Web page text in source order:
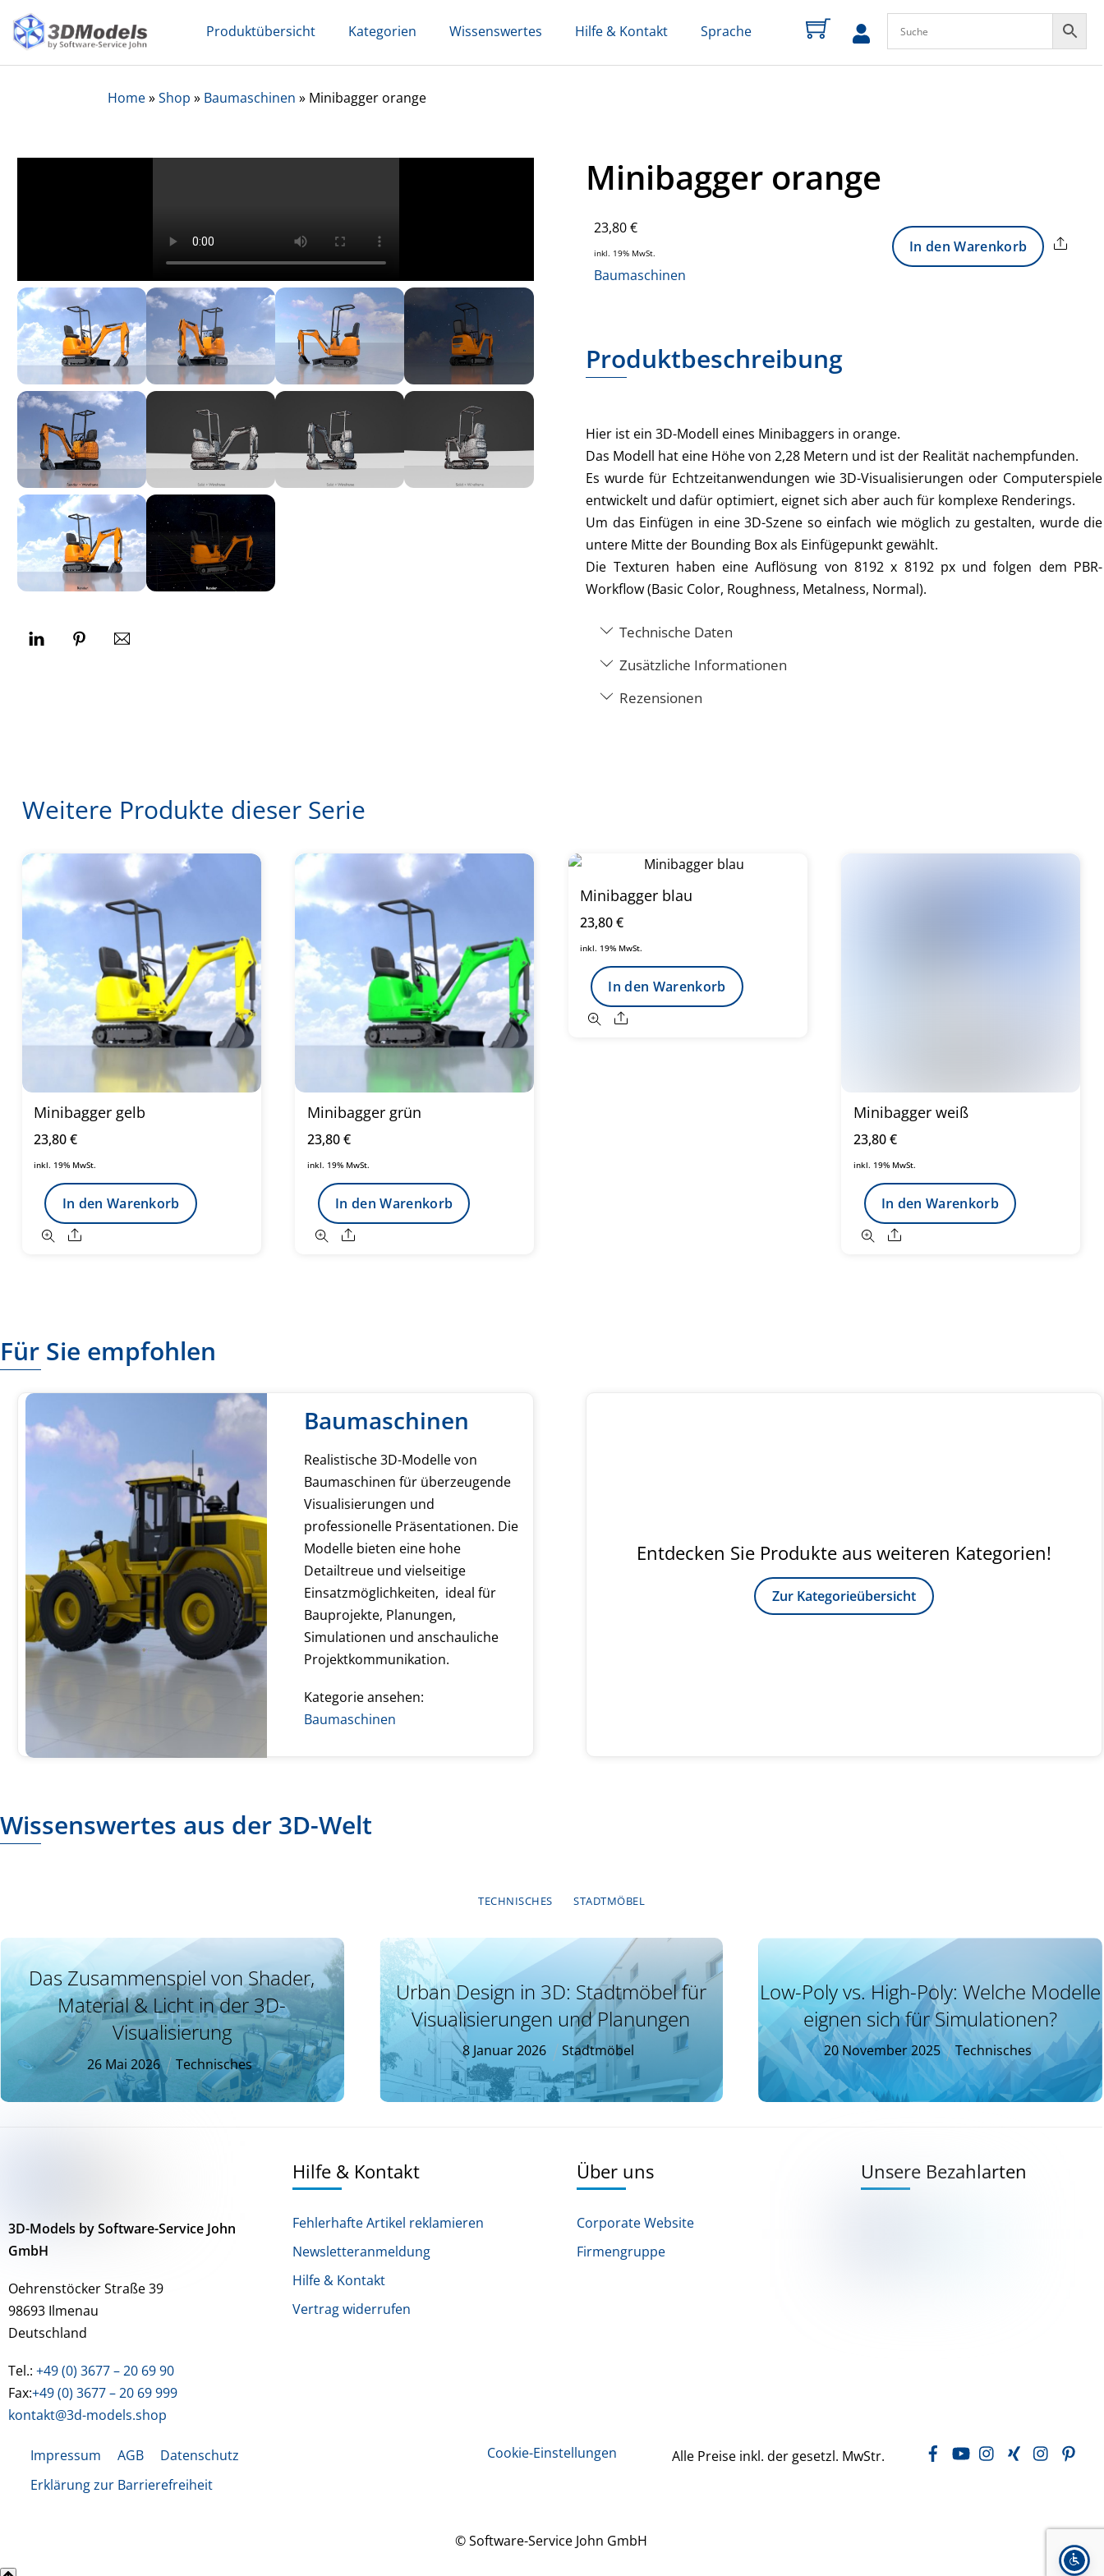
content
Produktübersicht Kategorien Wissenswertes Hilfe & Kontakt Sprache
zum
Profil
Home»Shop » Baumaschinen » Minibagger orange
Minibagger orange
23,80€
inkl. 19% MwSt.
Baumaschinen
In den Warenkorb Share
Produktbeschreibung
Hier ist ein 3D-Modell eines Minibaggers in orange.
Das Modell hat eine Höhe von 2,28 Metern und ist der Realität nachempfunden.
Es wurde für Echtzeitanwendungen wie 3D-Visualisierungen oder Computerspiele
entwickelt und dafür optimiert, eignet sich aber auch für komplexe Renderings.
Um das Einfügen in eine 3D-Szene so einfach wie möglich zu gestalten, wurde die
untere Mitte der Bounding Box als Einfügepunkt gewählt.
Die Texturen haben eine Auflösung von 8192 x 8192 px und folgen dem PBR-
Workflow (Basic Color, Roughness, Metalness, Normal).
Technische Daten
Zusätzliche Informationen
Rezensionen
Weitere Produkte dieser Serie
Minibagger gelb
23,80€
inkl. 19% MwSt.
In den Warenkorb
Share
Minibagger grün
23,80€
inkl. 19% MwSt.
In den Warenkorb
Share
Minibagger blau
23,80€
inkl. 19% MwSt.
In den Warenkorb
Share
Minibagger weiß
23,80€
inkl. 19% MwSt.
In den Warenkorb
Share
Für Sie empfohlen
Baumaschinen
Realistische 3D-Modelle von
Baumaschinen für überzeugende
Visualisierungen und
professionelle Präsentationen. Die
Modelle bieten eine hohe
Detailtreue und vielseitige
Einsatzmöglichkeiten, ideal für
Bauprojekte, Planungen,
Simulationen und anschauliche
Projektkommunikation.
Kategorie ansehen:
Baumaschinen
Entdecken Sie Produkte aus weiteren Kategorien!
Zur Kategorieübersicht
Wissenswertes aus der 3D-Welt
TECHNISCHES STADTMÖBEL
Das Zusammenspiel von Shader,
Material & Licht in der 3D-
Visualisierung
26 Mai 2026 Technisches
Urban Design in 3D: Stadtmöbel für
Visualisierungen und Planungen
8 Januar 2026 Stadtmöbel
Low-Poly vs. High-Poly: Welche Modelle
eignen sich für Simulationen?
20 November 2025 Technisches
3D-Models by Software-Service John
GmbH
Oehrenstöcker Straße 39
98693 Ilmenau
Deutschland
Tel.: +49 (0) 3677 – 20 69 90
Fax:+49 (0) 3677 – 20 69 999
kontakt@3d-models.shop
Hilfe & Kontakt
Fehlerhafte Artikel reklamieren
Newsletteranmeldung
Hilfe & Kontakt
Vertrag widerrufen
Über uns
Corporate Website
Firmengruppe
Unsere Bezahlarten
Impressum AGB
Datenschutz
Erklärung zur Barrierefreiheit
Cookie-Einstellungen Alle Preise inkl. der gesetzl. MwStr. FacebookYouTubeInstagram
Xing LinkedIn
© Software-Service John GmbH